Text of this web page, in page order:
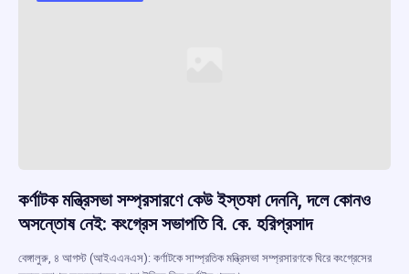
কর্ণাটক মন্ত্রিসভা সম্প্রসারণে কেউ ইস্তফা দেননি, দলে কোনও
অসন্তোষ নেই: কংগ্রেস সভাপতি বি. কে. হরিপ্রসাদ
বেঙ্গালুরু, ৪ আগস্ট (আইএএনএস): কর্ণাটকে সাম্প্রতিক মন্ত্রিসভা সম্প্রসারণকে ঘিরে কংগ্রেসের